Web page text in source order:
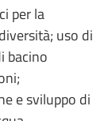
per la
uso di
bacino
e sviluppo di